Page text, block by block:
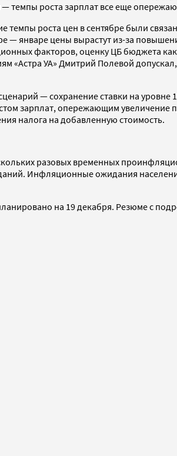
темпы роста зарплат все еще
темпы роста цен в сентябре были
— январе цены вырастут из-за
факторов, оценку ЦБ бюджета
«Астра УА» Дмитрий Полевой
— сохранение ставки на
зарплат, опережающим
налога на добавленную стоимость.
разовых временных
Инфляционные ожидания
на 19 декабря. Резюме с